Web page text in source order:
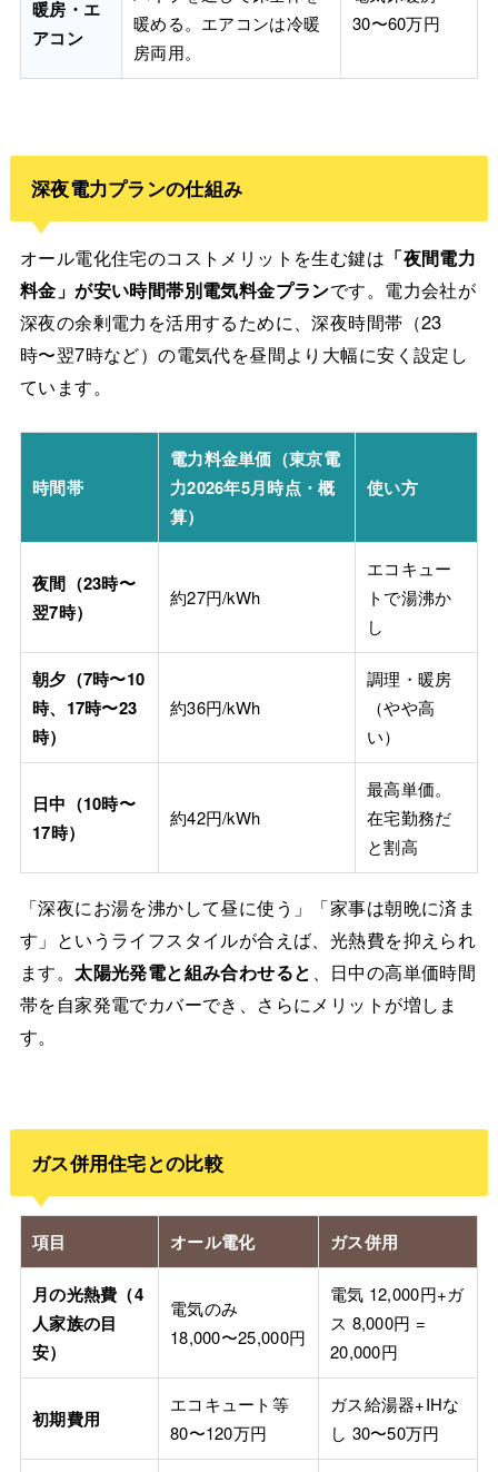
暖房・エ
アコン
暖める。エアコンは冷暖
房両用。
30〜60万円
深夜電力プランの仕組み
オール電化住宅のコストメリットを生む鍵は 「夜間電力
料金」が安い時間帯別電気料金プランです。電力会社が
深夜の余剰電力を活用するために、深夜時間帯（23
時〜翌7時など）の電気代を昼間より大幅に安く設定し
ています。
時間帯
電力料金単価（東京電
力2026年5月時点・概
算）
使い方
夜間（23時〜
翌7時）
約27円/kWh
エコキュー
トで湯沸か
し
朝夕（7時〜10
時、17時〜23
時）
約36円/kWh
調理・暖房
（やや高
い）
日中（10時〜
17時）
約42円/kWh
最高単価。
在宅勤務だ
と割高
「深夜にお湯を沸かして昼に使う」「家事は朝晩に済ま
す」というライフスタイルが合えば、光熱費を抑えられ
ます。 太陽光発電と組み合わせると 、日中の高単価時間
帯を自家発電でカバーでき、さらにメリットが増しま
す。
ガス併用住宅との比較
項目 オール電化 ガス併用
月の光熱費（4
人家族の目
安）
電気のみ
18,000〜25,000円
電気 12,000円+ガ
ス 8,000円 =
20,000円
初期費用
エコキュート等
80〜120万円
ガス給湯器+IHな
し 30〜50万円